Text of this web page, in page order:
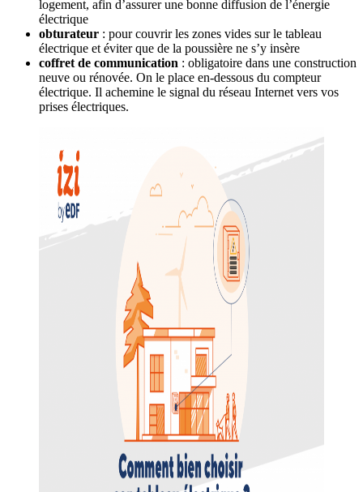
logement, afin d’assurer une bonne diffusion de l’énergie
électrique
obturateur : pour couvrir les zones vides sur le tableau
électrique et éviter que de la poussière ne s’y insère
coffret de communication : obligatoire dans une construction
neuve ou rénovée. On le place en-dessous du compteur
électrique. Il achemine le signal du réseau Internet vers vos
prises électriques.